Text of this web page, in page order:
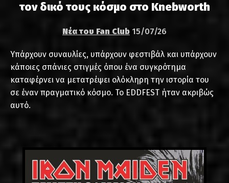
τον δικό τους κόσμο στο Knebworth
Νέα του Fan Club 15/07/26
Υπάρχουν συναυλίες, υπάρχουν φεστιβάλ και υπάρχουν
κάποιες σπάνιες στιγμές όπου ένα συγκρότημα
καταφέρνει να μετατρέψει ολόκληρη την ιστορία του
σε έναν πραγματικό κόσμο. Το EDDFEST ήταν ακριβώς
αυτό.